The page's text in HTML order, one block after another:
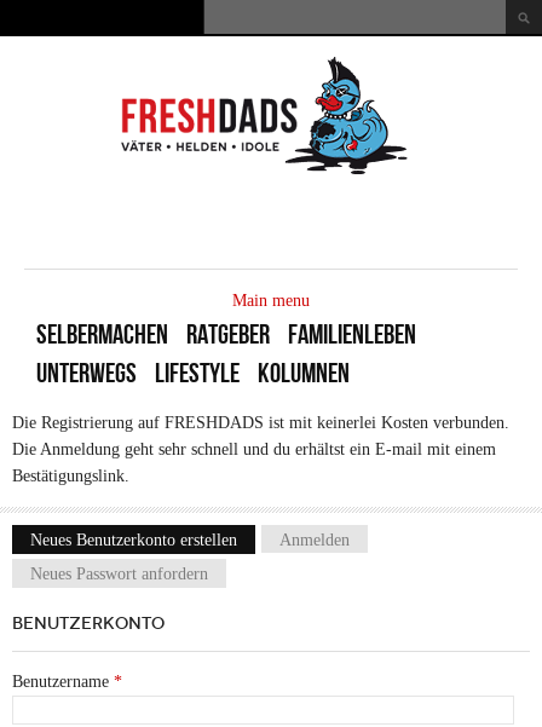
Suchformular
Main menu
SELBERMACHEN RATGEBER
FAMILIENLEBEN
UNTERWEGS
LIFESTYLE KOLUMNEN
Die Registrierung auf FRESHDADS ist mit keinerlei Kosten verbunden.
Die Anmeldung geht sehr schnell und du erhältst ein E-mail mit einem
Bestätigungslink.
Haupt-Reiter
Neues Benutzerkonto erstellen (aktiver Reiter)
Anmelden
Neues Passwort anfordern
BENUTZERKONTO
Benutzername *